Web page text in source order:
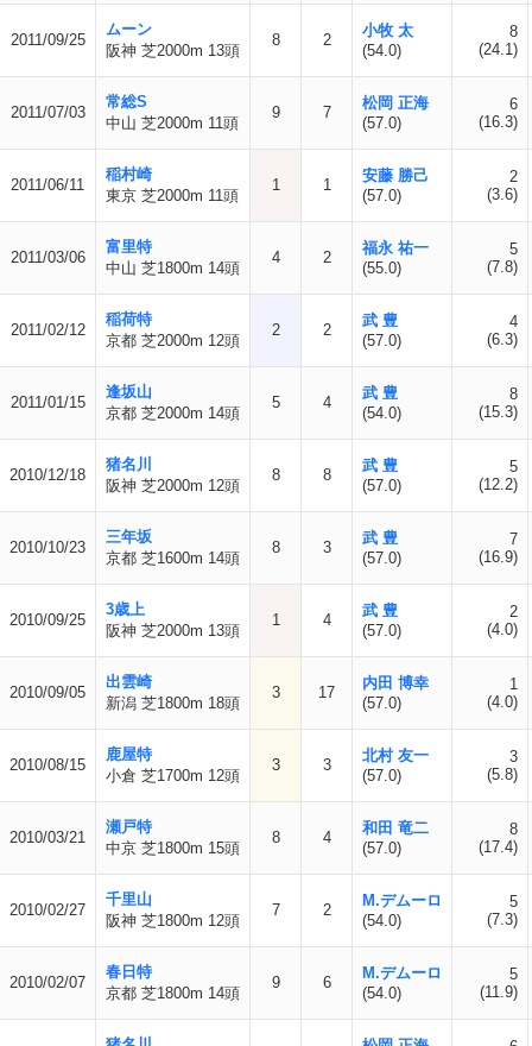
2011/09/25
ムーン
阪神 芝2000m 13頭
8 2
小牧 太
(54.0)
8
(24.1)
2011/07/03
常総S
中山 芝2000m 11頭
9 7
松岡 正海
(57.0)
6
(16.3)
2011/06/11
稲村崎
東京 芝2000m 11頭
1 1
安藤 勝己
(57.0)
2
(3.6)
2011/03/06
富里特
中山 芝1800m 14頭
4 2
福永 祐一
(55.0)
5
(7.8)
2011/02/12
稲荷特
京都 芝2000m 12頭
2 2
武 豊
(57.0)
4
(6.3)
2011/01/15
逢坂山
京都 芝2000m 14頭
5 4
武 豊
(54.0)
8
(15.3)
2010/12/18
猪名川
阪神 芝2000m 12頭
8 8
武 豊
(57.0)
5
(12.2)
2010/10/23
三年坂
京都 芝1600m 14頭
8 3
武 豊
(57.0)
7
(16.9)
2010/09/25
3歳上
阪神 芝2000m 13頭
1 4
武 豊
(57.0)
2
(4.0)
2010/09/05
出雲崎
新潟 芝1800m 18頭
3 17
内田 博幸
(57.0)
1
(4.0)
2010/08/15
鹿屋特
小倉 芝1700m 12頭
3 3
北村 友一
(57.0)
3
(5.8)
2010/03/21
瀬戸特
中京 芝1800m 15頭
8 4
和田 竜二
(57.0)
8
(17.4)
2010/02/27
千里山
阪神 芝1800m 12頭
7 2
M.デムーロ
(54.0)
5
(7.3)
2010/02/07
春日特
京都 芝1800m 14頭
9 6
M.デムーロ
(54.0)
5
(11.9)